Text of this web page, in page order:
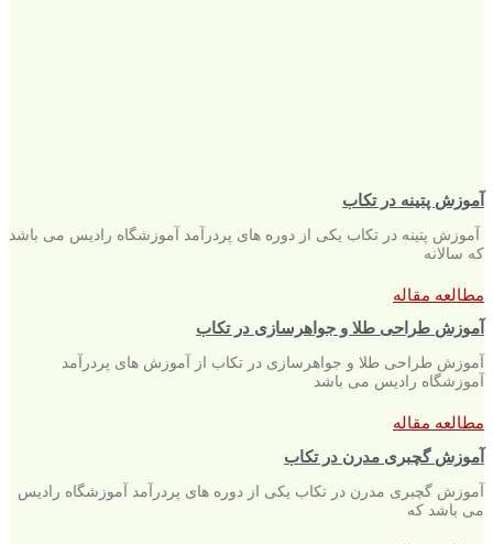
آموزش پتینه در تکاب
آموزش پتینه در تکاب یکی از دوره های پردرآمد آموزشگاه رادیس می باشد
که سالانه
مطالعه مقاله
آموزش طراحی طلا و جواهرسازی در تکاب
آموزش طراحی طلا و جواهرسازی در تکاب از آموزش های پردرآمد
آموزشگاه رادیس می باشد
مطالعه مقاله
آموزش گچبری مدرن در تکاب
آموزش گچبری مدرن در تکاب یکی از دوره های پردرآمد آموزشگاه رادیس
می باشد که